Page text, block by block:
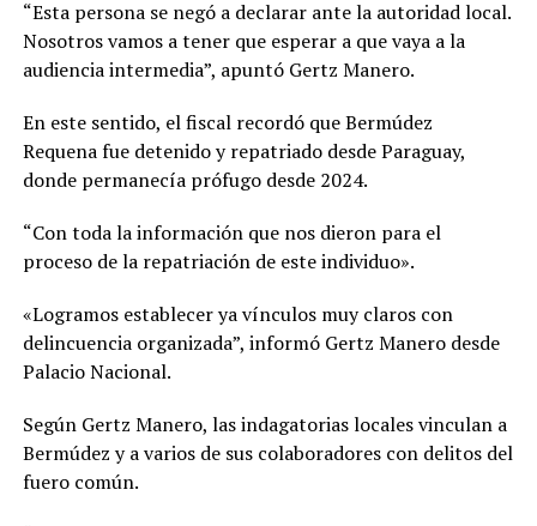
“Esta persona se negó a declarar ante la autoridad local.
Nosotros vamos a tener que esperar a que vaya a la
audiencia intermedia”, apuntó Gertz Manero.
En este sentido, el fiscal recordó que Bermúdez
Requena fue detenido y repatriado desde Paraguay,
donde permanecía prófugo desde 2024.
“Con toda la información que nos dieron para el
proceso de la repatriación de este individuo».
«Logramos establecer ya vínculos muy claros con
delincuencia organizada”, informó Gertz Manero desde
Palacio Nacional.
Según Gertz Manero, las indagatorias locales vinculan a
Bermúdez y a varios de sus colaboradores con delitos del
fuero común.